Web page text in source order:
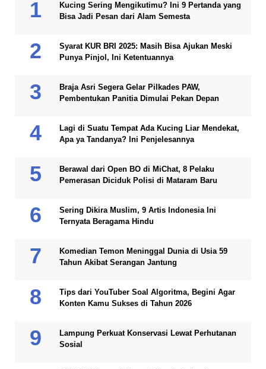
Kucing Sering Mengikutimu? Ini 9 Pertanda yang
Bisa Jadi Pesan dari Alam Semesta
Syarat KUR BRI 2025: Masih Bisa Ajukan Meski
Punya Pinjol, Ini Ketentuannya
Braja Asri Segera Gelar Pilkades PAW,
Pembentukan Panitia Dimulai Pekan Depan
Lagi di Suatu Tempat Ada Kucing Liar Mendekat,
Apa ya Tandanya? Ini Penjelesannya
Berawal dari Open BO di MiChat, 8 Pelaku
Pemerasan Diciduk Polisi di Mataram Baru
Sering Dikira Muslim, 9 Artis Indonesia Ini
Ternyata Beragama Hindu
Komedian Temon Meninggal Dunia di Usia 59
Tahun Akibat Serangan Jantung
Tips dari YouTuber Soal Algoritma, Begini Agar
Konten Kamu Sukses di Tahun 2026
Lampung Perkuat Konservasi Lewat Perhutanan
Sosial